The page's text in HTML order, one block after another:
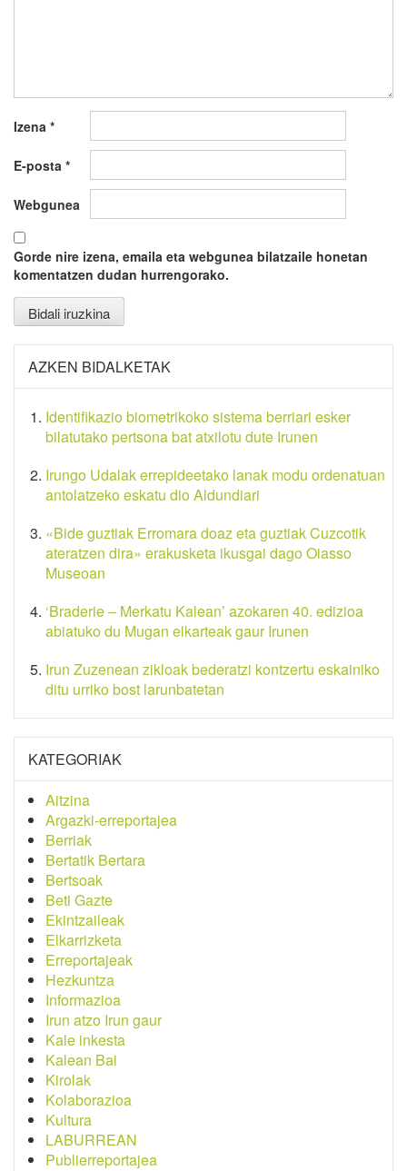
Izena *
E-posta *
Webgunea
Gorde nire izena, emaila eta webgunea bilatzaile honetan
komentatzen dudan hurrengorako.
AZKEN BIDALKETAK
Identifikazio biometrikoko sistema berriari esker
bilatutako pertsona bat atxilotu dute Irunen
Irungo Udalak errepideetako lanak modu ordenatuan
antolatzeko eskatu dio Aldundiari
«Bide guztiak Erromara doaz eta guztiak Cuzcotik
ateratzen dira» erakusketa ikusgai dago Oiasso
Museoan
‘Braderie – Merkatu Kalean’ azokaren 40. edizioa
abiatuko du Mugan elkarteak gaur Irunen
Irun Zuzenean zikloak bederatzi kontzertu eskainiko
ditu urriko bost larunbatetan
KATEGORIAK
Aitzina
Argazki-erreportajea
Berriak
Bertatik Bertara
Bertsoak
Beti Gazte
Ekintzaileak
Elkarrizketa
Erreportajeak
Hezkuntza
Informazioa
Irun atzo Irun gaur
Kale inkesta
Kalean Bai
Kirolak
Kolaborazioa
Kultura
LABURREAN
Publierreportajea